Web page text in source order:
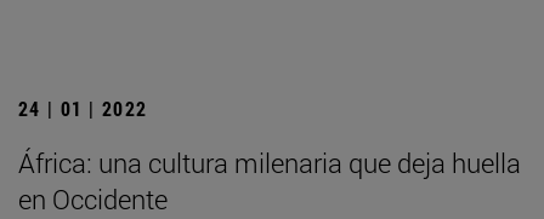
24 | 01 | 2022
África: una cultura milenaria que deja huella
en Occidente